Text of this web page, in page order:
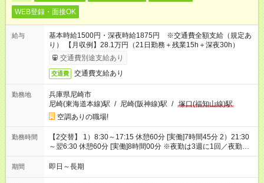
WEB登録・面接OK
給与
基本時給1500円・深夜時給1875円 ※交通費全額支給（規定あ
り） 【月収例】28.1万円（21日勤務＋残業15h＋深夜30h）
交通費別途支給あり
交通費 交通費支給あり
勤務地
兵庫県尼崎市
尼崎(東海道本線)駅 / 尼崎(阪神線)駅 / 塚口(福知山線)駅
空調ありの職場!
勤務時間
【2交替】 1）8:30～17:15 休憩60分 [実働]7時間45分 2）21:30
～翌6:30 休憩60分 [実働]8時間00分 ※夜勤は3週に1回／夜勤専
属もOK／最初の1～3ヶ月は日勤勤務
期間 即日～長期